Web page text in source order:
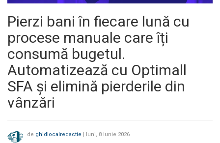
Pierzi bani în fiecare lună cu
procese manuale care îți
consumă bugetul.
Automatizează cu Optimall
SFA și elimină pierderile din
vânzări
de ghidlocalredactie | luni, 8 iunie 2026